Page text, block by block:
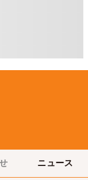
ニュース